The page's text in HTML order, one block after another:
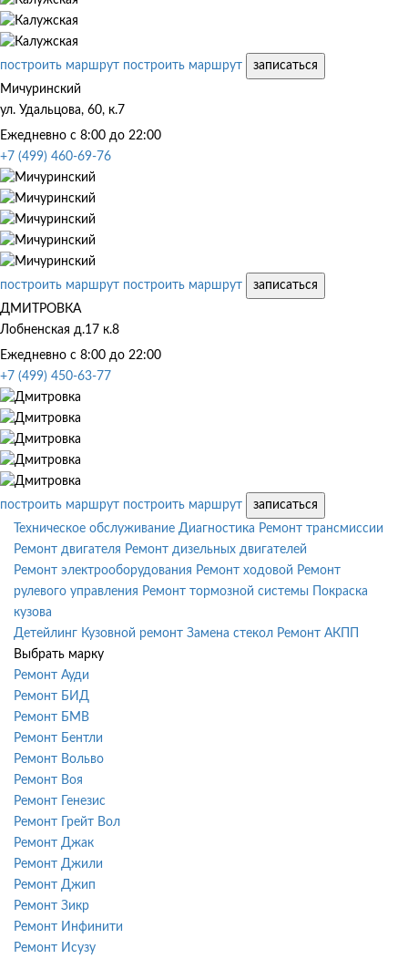
построить маршрут построить маршрут
записаться
Мичуринский
ул. Удальцова, 60, к.7
Ежедневно с 8:00 до 22:00
+7 (499) 460-69-76
построить маршрут построить маршрут
записаться
ДМИТРОВКА
Лобненская д.17 к.8
Ежедневно с 8:00 до 22:00
+7 (499) 450-63-77
построить маршрут построить маршрут
записаться
Техническое обслуживание Диагностика Ремонт трансмиссии
Ремонт двигателя Ремонт дизельных двигателей
Ремонт электрооборудования Ремонт ходовой Ремонт
рулевого управления Ремонт тормозной системы
Покраска
кузова
Детейлинг Кузовной ремонт Замена стекол Ремонт АКПП
Выбрать марку
Ремонт Ауди
Ремонт БИД
Ремонт БМВ
Ремонт Бентли
Ремонт Вольво
Ремонт Воя
Ремонт Генезис
Ремонт Грейт Вол
Ремонт Джак
Ремонт Джили
Ремонт Джип
Ремонт Зикр
Ремонт Инфинити
Ремонт Исузу